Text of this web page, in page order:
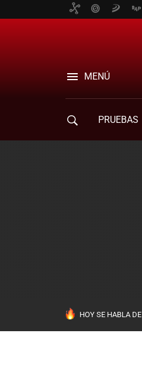
MENÚ
PRUEBAS
HOY SE HABLA DE